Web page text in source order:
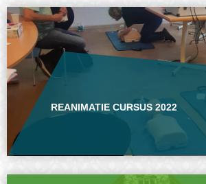
REANIMATIE CURSUS 2022